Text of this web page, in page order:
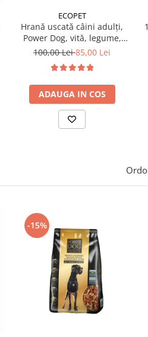
ECOPET
Hrană uscată câini adulți,
Power Dog, vită, legume,
10kg
100,00 Lei85,00 Lei
ADAUGA IN COS
-15%